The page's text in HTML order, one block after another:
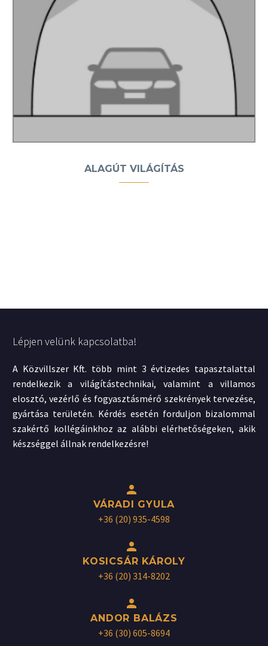
ALAGÚT VILÁGÍTÁS
Lépjen velünk kapcsolatba!
A Közvillszer Kft. több mint 3 évtizedes tapasztalattal
rendelkezik a világítástechnikai, valamint a villamos
elosztó, vezérlő és fogyasztásmérő szekrények tervezése,
gyártása területén. Kérdés esetén forduljon bizalommal
szakértő kollégáinkhoz az alábbi elérhetőségeken, akik
készséggel állnak rendelkezésre!


VÁRADI GYULA
+36 (20) 935-4598


KOSICSÁR KÁROLY
+36 (20) 314-8202


ANDOR BALÁZS
+36 (30) 605-8694